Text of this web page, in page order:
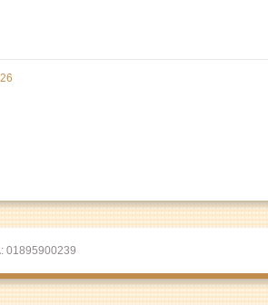
01895900239